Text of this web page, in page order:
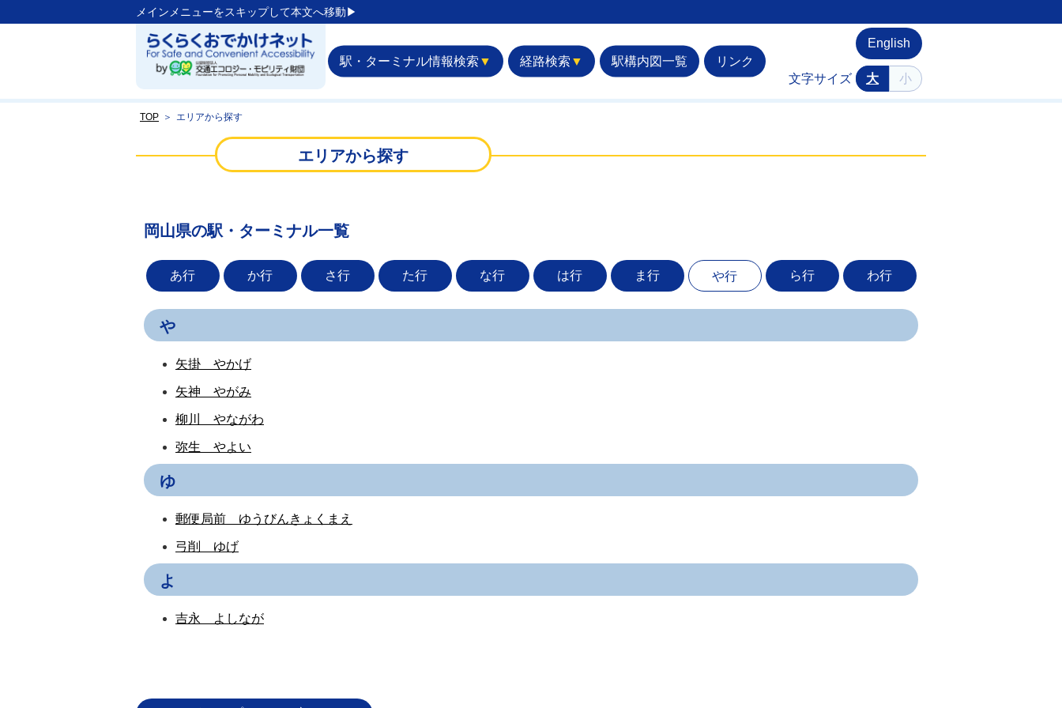
メインメニューをスキップして本文へ移動▶︎
駅・ターミナル情報検索 ▼ 経路検索 ▼ 駅構内図一覧 リンク
English
文字サイズ 大 小
TOP ＞ エリアから探す
エリアから探す
岡山県の駅・ターミナル一覧
あ行 か行 さ行 た行 な行 は行 ま行 や行 ら行 わ行
や
矢掛 やかげ
矢神 やがみ
柳川 やながわ
弥生 やよい
ゆ
郵便局前 ゆうびんきょくまえ
弓削 ゆげ
よ
吉永 よしなが